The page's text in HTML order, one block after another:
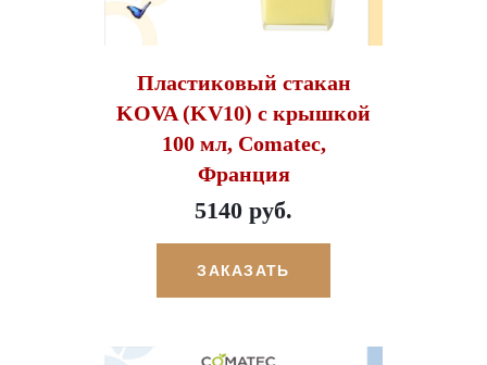
Пластиковый стакан
KOVA (KV10) c крышкой
100 мл, Comatec,
Франция
5140 руб.
ЗАКАЗАТЬ